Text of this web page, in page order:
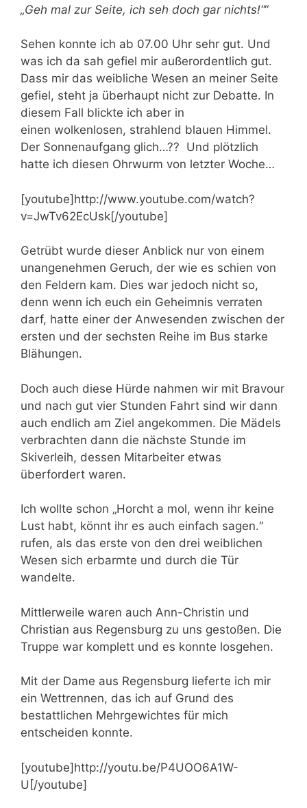
„Geh mal zur Seite, ich seh doch gar nichts!““
Sehen konnte ich ab 07.00 Uhr sehr gut. Und
was ich da sah gefiel mir außerordentlich gut.
Dass mir das weibliche Wesen an meiner Seite
gefiel, steht ja überhaupt nicht zur Debatte. In
diesem Fall blickte ich aber in
einen wolkenlosen, strahlend blauen Himmel.
Der Sonnenaufgang glich…?? Und plötzlich
hatte ich diesen Ohrwurm von letzter Woche…
[youtube]http://www.youtube.com/watch?
v=JwTv62EcUsk[/youtube]
Getrübt wurde dieser Anblick nur von einem
unangenehmen Geruch, der wie es schien von
den Feldern kam. Dies war jedoch nicht so,
denn wenn ich euch ein Geheimnis verraten
darf, hatte einer der Anwesenden zwischen der
ersten und der sechsten Reihe im Bus starke
Blähungen.
Doch auch diese Hürde nahmen wir mit Bravour
und nach gut vier Stunden Fahrt sind wir dann
auch endlich am Ziel angekommen. Die Mädels
verbrachten dann die nächste Stunde im
Skiverleih, dessen Mitarbeiter etwas
überfordert waren.
Ich wollte schon „Horcht a mol, wenn ihr keine
Lust habt, könnt ihr es auch einfach sagen.“
rufen, als das erste von den drei weiblichen
Wesen sich erbarmte und durch die Tür
wandelte.
Mittlerweile waren auch Ann-Christin und
Christian aus Regensburg zu uns gestoßen. Die
Truppe war komplett und es konnte losgehen.
Mit der Dame aus Regensburg lieferte ich mir
ein Wettrennen, das ich auf Grund des
bestattlichen Mehrgewichtes für mich
entscheiden konnte.
[youtube]http://youtu.be/P4UOO6A1W-
U[/youtube]